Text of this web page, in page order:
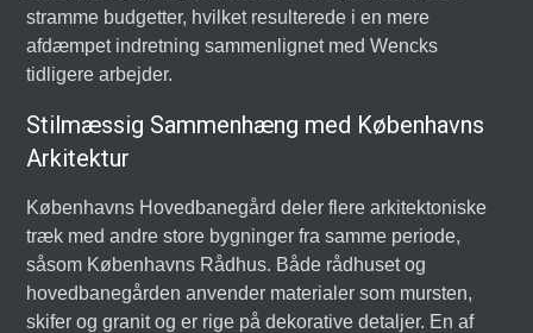
stramme budgetter, hvilket resulterede i en mere
afdæmpet indretning sammenlignet med Wencks
tidligere arbejder.
Stilmæssig Sammenhæng med Københavns
Arkitektur
Københavns Hovedbanegård deler flere arkitektoniske
træk med andre store bygninger fra samme periode,
såsom Københavns Rådhus. Både rådhuset og
hovedbanegården anvender materialer som mursten,
skifer og granit og er rige på dekorative detaljer. En af